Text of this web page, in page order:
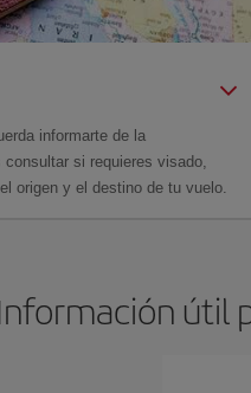
informarte de la
si requieres visado,
origen y el destino de tu vuelo.
útil